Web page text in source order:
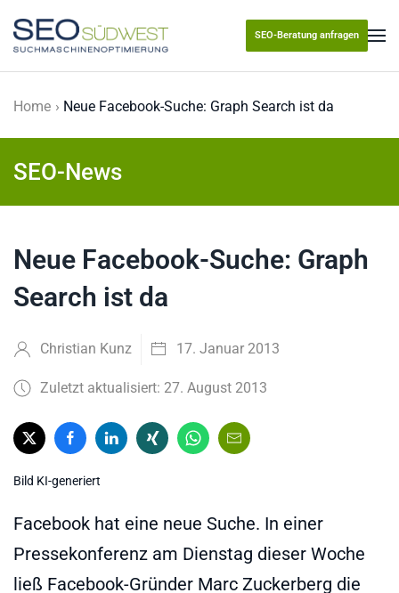
Skip to main content
SEO-Beratung anfragen
Home Neue Facebook-Suche: Graph Search ist da
SEO-News
Neue Facebook-Suche: Graph
Search ist da
Christian Kunz 17. Januar 2013
Zuletzt aktualisiert: 27. August 2013
Bild KI-generiert
Facebook hat eine neue Suche. In einer
Pressekonferenz am Dienstag dieser Woche
ließ Facebook-Gründer Marc Zuckerberg die